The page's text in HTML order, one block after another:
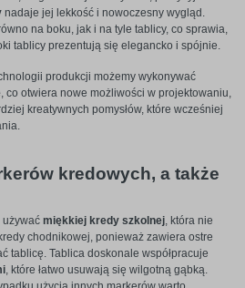
nadaje jej lekkość i nowoczesny wygląd.
na boku, jak i na tyle tablicy, co sprawia,
tablicy prezentują się elegancko i spójnie.
produkcji możemy wykonywać
, co otwiera nowe możliwości w projektowaniu,
kreatywnych pomysłów, które wcześniej
kredowych, a także
używać miękkiej kredy szkolnej, która nie
chodnikowej, ponieważ zawiera ostre
tablicę. Tablica doskonale współpracuje
, które łatwo usuwają się wilgotną gąbką.